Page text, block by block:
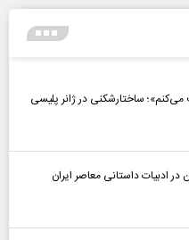
ساختارشکنی در ژانر پلیسی
در ادبیات داستانی معاصر ایران